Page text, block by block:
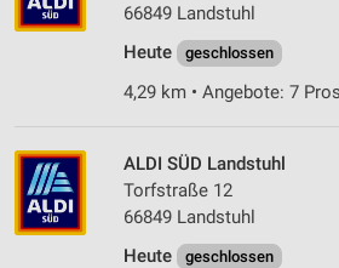
66849 Landstuhl
Heute
geschlossen
4,29 km • Angebote: 7
ALDI SÜD Landstuhl
Torfstraße 12
66849 Landstuhl
Heute
geschlossen